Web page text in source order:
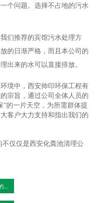
个问题。选择不占地的污水
们推荐的宾馆污水处理方
的日渐严格，而且本公司的
出来的水可以直接排放。
境中，西安帅印环保工程有
宗旨，通过公司全体人员的
”的一片天空，为所需群体提
客户大力支持和指出我们的
仅仅是西安化粪池清理公
...